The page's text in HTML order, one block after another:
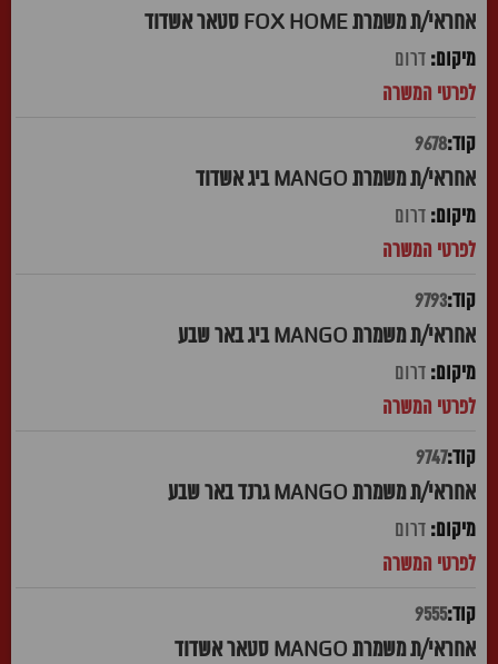
אחראי/ת משמרת FOX HOME סטאר אשדוד
דרום
9678
אחראי/ת משמרת MANGO ביג אשדוד
דרום
9793
אחראי/ת משמרת MANGO ביג באר שבע
דרום
9747
אחראי/ת משמרת MANGO גרנד באר שבע
דרום
9555
אחראי/ת משמרת MANGO סטאר אשדוד